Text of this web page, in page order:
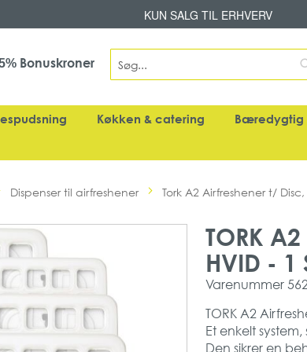
Skip
to
Content
KUN SALG TIL ERHVERV
Search
Bonuskroner
Køkken & catering Bæredygtig
Dispenser til airfreshener Tork A2 Airfreshener t/
TORK A2
HVID - 1
Varenummer
TORK A2
Et enkelt
Den sikrer en